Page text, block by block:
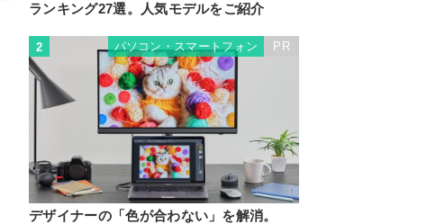
ランキング27選。人気モデルをご紹介
2 パソコン・スマートフォン PR
デザイナーの「色が合わない」を解消。